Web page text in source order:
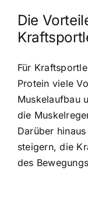
Die
Für
Protein viele
Muskelaufbau
die
Darüber
steigern, die
des